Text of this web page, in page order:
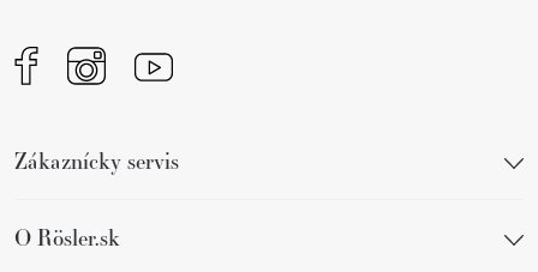
Zákaznícky servis
O Rösler.sk